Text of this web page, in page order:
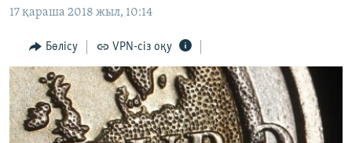
to
Navigation
Skip
to
Search
ҚАҢТАР ОҚИҒАСЫ
АДАМ ҚҰҚЫҚТАРЫ
ӘЛЕУМЕТ
ӘЛЕМ
АРНАЙЫ ЖОБАЛАР
17 қараша 2018 жыл, 10:14
Бөлісу VPN-сіз оқу